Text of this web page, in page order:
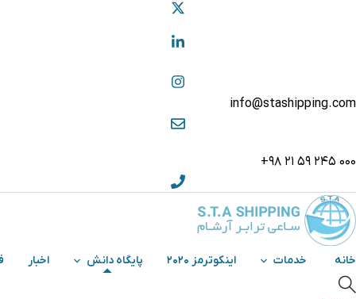
info@stashipping.com
000 245 59 21 98+
خانه خدمات اینکوترمز 2020 پایگاه دانش اخبار